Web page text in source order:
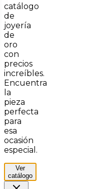
catálogo
de
joyería
de
oro
con
precios
increíbles.
Encuentra
la
pieza
perfecta
para
esa
ocasión
especial.
Ver
catálogo